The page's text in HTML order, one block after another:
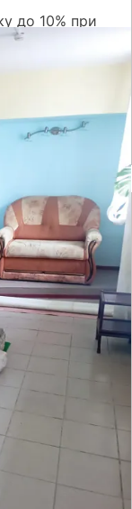
до 10% при
Суточно.ру